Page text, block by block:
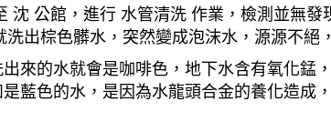
公館，進行 水管清洗 作業，檢測並無
出棕色髒水，突然變成泡沫水，源源不絕
來的水就會是咖啡色，地下水含有氧化
藍色的水，是因為水龍頭合金的養化造